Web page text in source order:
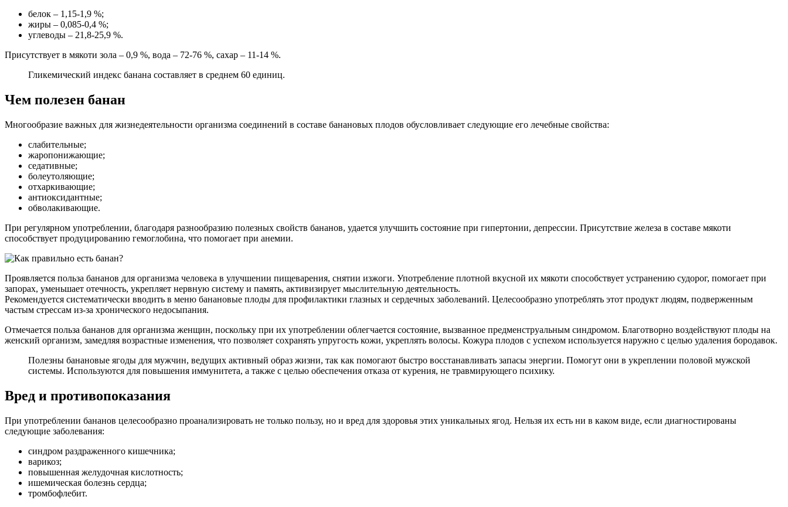
белок – 1,15-1,9 %;
жиры – 0,085-0,4 %;
углеводы – 21,8-25,9 %.
Присутствует в мякоти зола – 0,9 %, вода – 72-76 %, сахар – 11-14 %.
Гликемический индекс банана составляет в среднем 60 единиц.
Чем полезен банан
Многообразие важных для жизнедеятельности организма соединений в составе банановых плодов обусловливает следующие его лечебные свойства:
слабительные;
жаропонижающие;
седативные;
болеутоляющие;
отхаркивающие;
антиоксидантные;
обволакивающие.
При регулярном употреблении, благодаря разнообразию полезных свойств бананов, удается улучшить состояние при гипертонии, депрессии. Присутствие железа в составе мякоти
способствует продуцированию гемоглобина, что помогает при анемии.
Проявляется польза бананов для организма человека в улучшении пищеварения, снятии изжоги. Употребление плотной вкусной их мякоти способствует устранению судорог, помогает при
запорах, уменьшает отечность, укрепляет нервную систему и память, активизирует мыслительную деятельность.
Рекомендуется систематически вводить в меню банановые плоды для профилактики глазных и сердечных заболеваний. Целесообразно употреблять этот продукт людям, подверженным
частым стрессам из-за хронического недосыпания.
Отмечается польза бананов для организма женщин, поскольку при их употреблении облегчается состояние, вызванное предменструальным синдромом. Благотворно воздействуют плоды на
женский организм, замедляя возрастные изменения, что позволяет сохранять упругость кожи, укреплять волосы. Кожура плодов с успехом используется наружно с целью удаления бородавок.
Полезны банановые ягоды для мужчин, ведущих активный образ жизни, так как помогают быстро восстанавливать запасы энергии. Помогут они в укреплении половой мужской
системы. Используются для повышения иммунитета, а также с целью обеспечения отказа от курения, не травмирующего психику.
Вред и противопоказания
При употреблении бананов целесообразно проанализировать не только пользу, но и вред для здоровья этих уникальных ягод. Нельзя их есть ни в каком виде, если диагностированы
следующие заболевания:
синдром раздраженного кишечника;
варикоз;
повышенная желудочная кислотность;
ишемическая болезнь сердца;
тромбофлебит.